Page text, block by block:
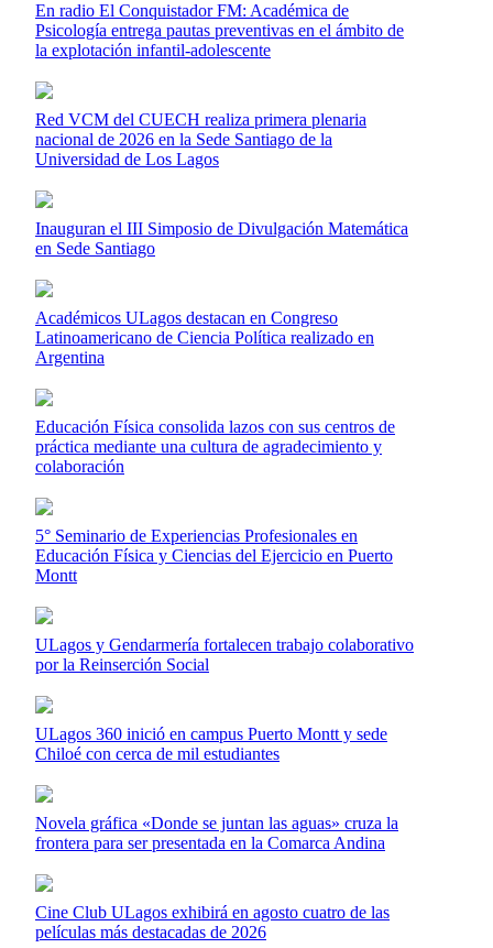
En radio El Conquistador FM: Académica de
Psicología entrega pautas preventivas en el ámbito de
la explotación infantil-adolescente
Red VCM del CUECH realiza primera plenaria
nacional de 2026 en la Sede Santiago de la
Universidad de Los Lagos
Inauguran el III Simposio de Divulgación Matemática
en Sede Santiago
Académicos ULagos destacan en Congreso
Latinoamericano de Ciencia Política realizado en
Argentina
Educación Física consolida lazos con sus centros de
práctica mediante una cultura de agradecimiento y
colaboración
5° Seminario de Experiencias Profesionales en
Educación Física y Ciencias del Ejercicio en Puerto
Montt
ULagos y Gendarmería fortalecen trabajo colaborativo
por la Reinserción Social
ULagos 360 inició en campus Puerto Montt y sede
Chiloé con cerca de mil estudiantes
Novela gráfica «Donde se juntan las aguas» cruza la
frontera para ser presentada en la Comarca Andina
Cine Club ULagos exhibirá en agosto cuatro de las
películas más destacadas de 2026